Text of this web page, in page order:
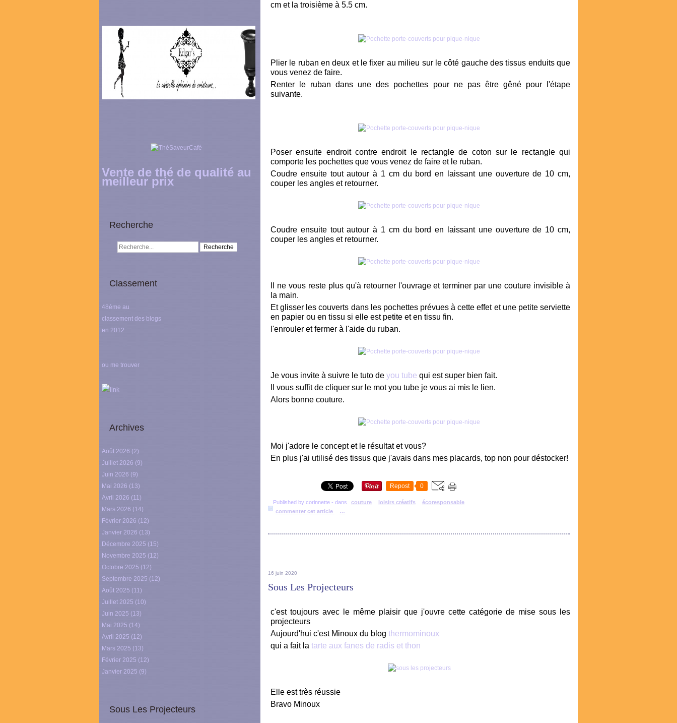
Vente de thé de qualité au
meilleur prix
Recherche
Classement
48éme au
classement des blogs
en 2012
ou me trouver
link
Archives
Août 2026 (2)
Juillet 2026 (9)
Juin 2026 (9)
Mai 2026 (13)
Avril 2026 (11)
Mars 2026 (14)
Février 2026 (12)
Janvier 2026 (13)
Décembre 2025 (15)
Novembre 2025 (12)
Octobre 2025 (12)
Septembre 2025 (12)
Août 2025 (11)
Juillet 2025 (10)
Juin 2025 (13)
Mai 2025 (14)
Avril 2025 (12)
Mars 2025 (13)
Février 2025 (12)
Janvier 2025 (9)
Sous Les Projecteurs
cm et la troisième à 5.5 cm.
Plier le ruban en deux et le fixer au milieu sur le côté gauche des tissus enduits que
vous venez de faire.
Renter le ruban dans une des pochettes pour ne pas être gêné pour l'étape
suivante.
Poser ensuite endroit contre endroit le rectangle de coton sur le rectangle qui
comporte les pochettes que vous venez de faire et le ruban.
Coudre ensuite tout autour à 1 cm du bord en laissant une ouverture de 10 cm,
couper les angles et retourner.
Coudre ensuite tout autour à 1 cm du bord en laissant une ouverture de 10 cm,
couper les angles et retourner.
Il ne vous reste plus qu'à retourner l'ouvrage et terminer par une couture invisible à
la main.
Et glisser les couverts dans les pochettes prévues à cette effet et une petite serviette
en papier ou en tissu si elle est petite et en tissu fin.
l'enrouler et fermer à l'aide du ruban.
Je vous invite à suivre le tuto de you tube qui est super bien fait.
Il vous suffit de cliquer sur le mot you tube je vous ai mis le lien.
Alors bonne couture.
Moi j'adore le concept et le résultat et vous?
En plus j'ai utilisé des tissus que j'avais dans mes placards, top non pour déstocker!
Repost 0
Published by corinnette - dans couture loisirs créatifs
écoresponsable
commenter cet article
…
16 juin 2020
Sous Les Projecteurs
c'est toujours avec le même plaisir que j'ouvre cette catégorie de mise sous les
projecteurs
Aujourd'hui c'est Minoux du blog thermominoux
qui a fait la tarte aux fanes de radis et thon
Elle est très réussie
Bravo Minoux